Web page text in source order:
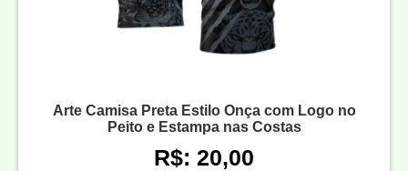
Arte Camisa Preta Estilo Onça com Logo no
Peito e Estampa nas Costas
R$: 20,00